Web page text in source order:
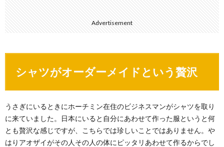
Advertisement
シャツがオーダーメイドという贅沢
うさぎにいるときにホーチミン在住のビジネスマンがシャツを取り
に来ていました。日本にいると自分にあわせて作った服というと何
とも贅沢な感じですが、こちらでは珍しいことではありません。や
はりアオザイがその人その人の体にピッタリあわせて作るからでし